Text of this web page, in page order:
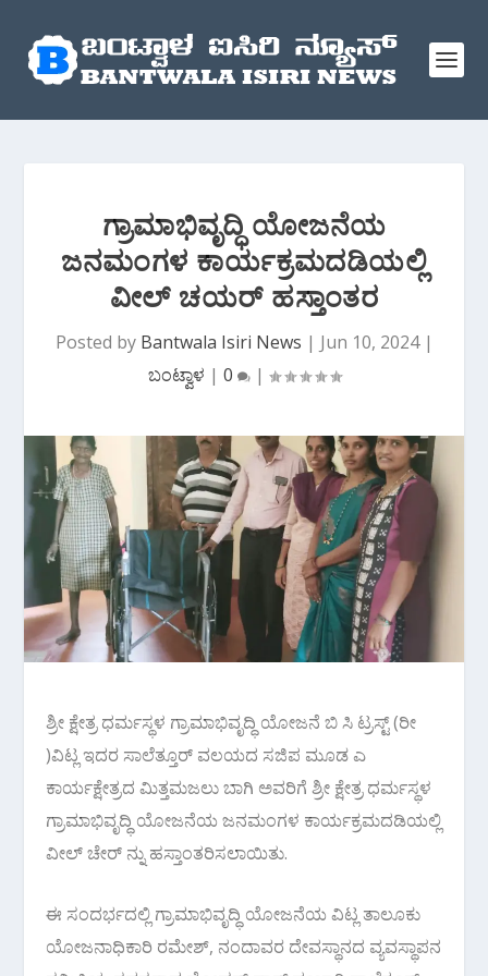
ಗ್ರಾಮಾಭಿವೃದ್ಧಿ ಯೋಜನೆಯ
ಜನಮಂಗಳ ಕಾರ್ಯಕ್ರಮದಡಿಯಲ್ಲಿ
ವೀಲ್ ಚಯರ್ ಹಸ್ತಾಂತರ
Posted by Bantwala Isiri News | Jun 10, 2024|
ಬಂಟ್ವಾಳ | 0 |
ಶ್ರೀ ಕ್ಷೇತ್ರ ಧರ್ಮಸ್ಥಳ ಗ್ರಾಮಾಭಿವೃದ್ಧಿ ಯೋಜನೆ ಬಿ ಸಿ ಟ್ರಸ್ಟ್ (ರೀ
)ವಿಟ್ಲ ಇದರ ಸಾಲೆತ್ತೂರ್ ವಲಯದ ಸಜಿಪ ಮೂಡ ಎ
ಕಾರ್ಯಕ್ಷೇತ್ರದ ಮಿತ್ತಮಜಲು ಬಾಗಿ ಅವರಿಗೆ ಶ್ರೀ ಕ್ಷೇತ್ರ ಧರ್ಮಸ್ಥಳ
ಗ್ರಾಮಾಭಿವೃದ್ಧಿ ಯೋಜನೆಯ ಜನಮಂಗಳ ಕಾರ್ಯಕ್ರಮದಡಿಯಲ್ಲಿ
ವೀಲ್ ಚೇರ್ ನ್ನು ಹಸ್ತಾಂತರಿಸಲಾಯಿತು.
ಈ ಸಂದರ್ಭದಲ್ಲಿ ಗ್ರಾಮಾಭಿವೃದ್ಧಿ ಯೋಜನೆಯ ವಿಟ್ಲ ತಾಲೂಕು
ಯೋಜನಾಧಿಕಾರಿ ರಮೇಶ್, ನಂದಾವರ ದೇವಸ್ಥಾನದ ವ್ಯವಸ್ಥಾಪನ